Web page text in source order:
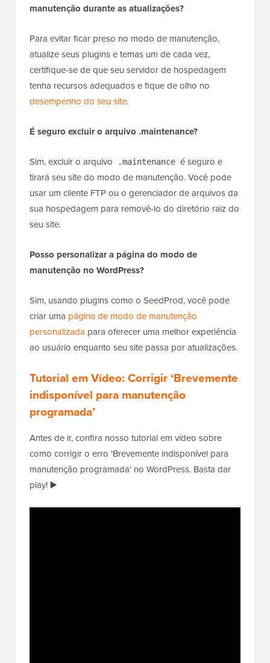
manutenção durante as atualizações?
Para evitar ficar preso no modo de manutenção,
atualize seus plugins e temas um de cada vez,
certifique-se de que seu servidor de hospedagem
tenha recursos adequados e fique de olho no
desempenho do seu site.
É seguro excluir o arquivo .maintenance?
Sim, excluir o arquivo .maintenance é seguro e
tirará seu site do modo de manutenção. Você pode
usar um cliente FTP ou o gerenciador de arquivos da
sua hospedagem para removê-lo do diretório raiz do
seu site.
Posso personalizar a página do modo de
manutenção no WordPress?
Sim, usando plugins como o SeedProd, você pode
criar uma página de modo de manutenção
personalizada para oferecer uma melhor experiência
ao usuário enquanto seu site passa por atualizações.
Tutorial em Vídeo: Corrigir ‘Brevemente
indisponível para manutenção
programada’
Antes de ir, confira nosso tutorial em vídeo sobre
como corrigir o erro 'Brevemente indisponível para
manutenção programada' no WordPress. Basta dar
play! ▶️